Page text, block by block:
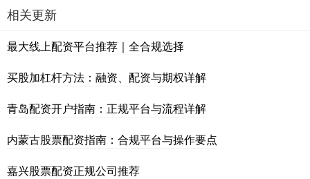
相关更新
最大线上配资平台推荐｜全合规选择
买股加杠杆方法：融资、配资与期权详解
青岛配资开户指南：正规平台与流程详解
内蒙古股票配资指南：合规平台与操作要点
嘉兴股票配资正规公司推荐